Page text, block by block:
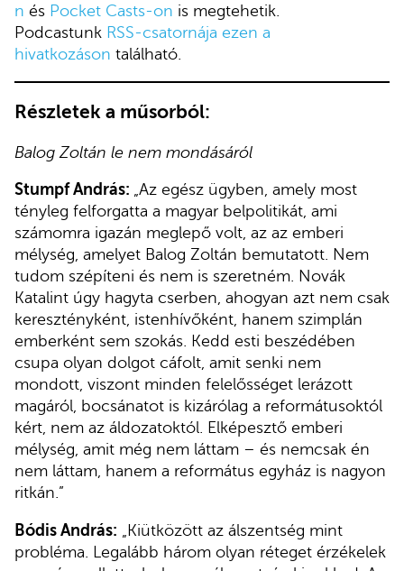
n és Pocket Casts-on is megtehetik.
Podcastunk RSS-csatornája ezen a
hivatkozáson található.
Részletek a műsorból:
Balog Zoltán le nem mondásáról
Stumpf András: „Az egész ügyben, amely most
tényleg felforgatta a magyar belpolitikát, ami
számomra igazán meglepő volt, az az emberi
mélység, amelyet Balog Zoltán bemutatott. Nem
tudom szépíteni és nem is szeretném. Novák
Katalint úgy hagyta cserben, ahogyan azt nem csak
keresztényként, istenhívőként, hanem szimplán
emberként sem szokás. Kedd esti beszédében
csupa olyan dolgot cáfolt, amit senki nem
mondott, viszont minden felelősséget lerázott
magáról, bocsánatot is kizárólag a reformátusoktól
kért, nem az áldozatoktól. Elképesztő emberi
mélység, amit még nem láttam – és nemcsak én
nem láttam, hanem a református egyház is nagyon
ritkán.”
Bódis András: „Kiütközött az álszentség mint
probléma. Legalább három olyan réteget érzékelek